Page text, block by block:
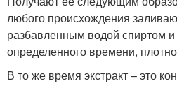
любого происхождения
разбавленным водой спиртом
определенного времени,
В то же время экстракт – это